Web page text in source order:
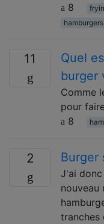
8
hamburgers
11
Quel
burger
Comme
pour
8
2 Burger
J'ai donc
tranches